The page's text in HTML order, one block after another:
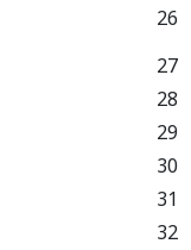
26
27
28
29
30
31
32